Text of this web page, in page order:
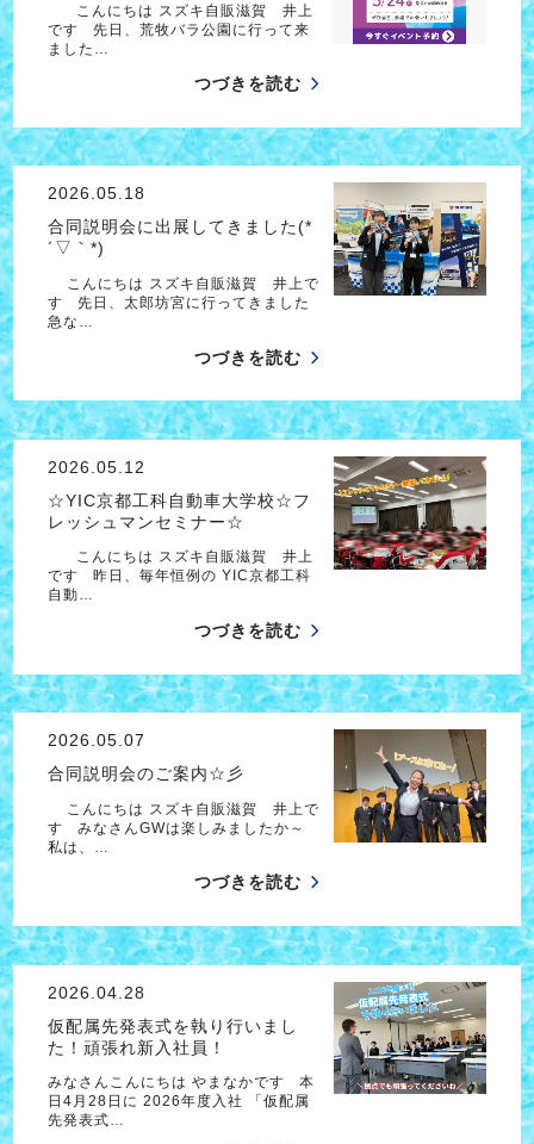
こんにちは スズキ自販滋賀 井上
です 先日、荒牧バラ公園に行って来
ました…
つづきを読む
2026.05.18
合同説明会に出展してきました(*
´▽｀*)
こんにちは スズキ自販滋賀 井上で
す 先日、太郎坊宮に行ってきました
急な…
つづきを読む
2026.05.12
☆YIC京都工科自動車大学校☆フ
レッシュマンセミナー☆
こんにちは スズキ自販滋賀 井上
です 昨日、毎年恒例の YIC京都工科
自動…
つづきを読む
2026.05.07
合同説明会のご案内☆彡
こんにちは スズキ自販滋賀 井上で
す みなさんGWは楽しみましたか～
私は、…
つづきを読む
2026.04.28
仮配属先発表式を執り行いまし
た！頑張れ新入社員！
みなさんこんにちは やまなかです 本
日4月28日に 2026年度入社 「仮配属
先発表式…